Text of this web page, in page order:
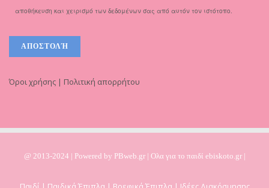
αποθήκευση και χειρισμό των δεδομένων σας από αυτόν τον ιστότοπο.
Όροι χρήσης | Πολιτική απορρήτου
@ 2013-2024 | Powered by PBweb.gr | Ολα για το παιδί ebiskoto.gr |